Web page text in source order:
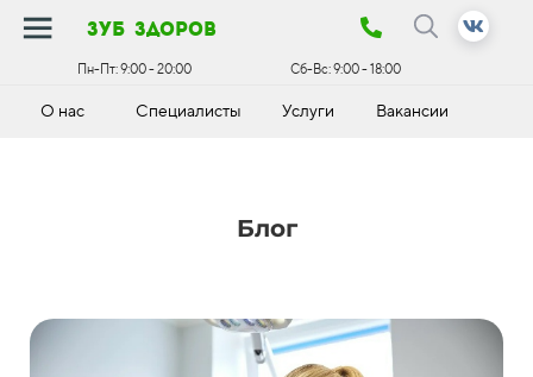
зуб здоров
Пн-Пт:9:00 - 20:00 Сб-Вс:9:00 - 18:00
О нас Специалисты Услуги Вакансии
Блог